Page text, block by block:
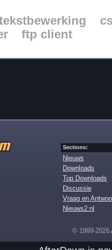
ftp client
Sections:
Nieuws
Downloads
Top Downloads
Discussie
Vraag en
Nieuws2.nl
© 1999-2026